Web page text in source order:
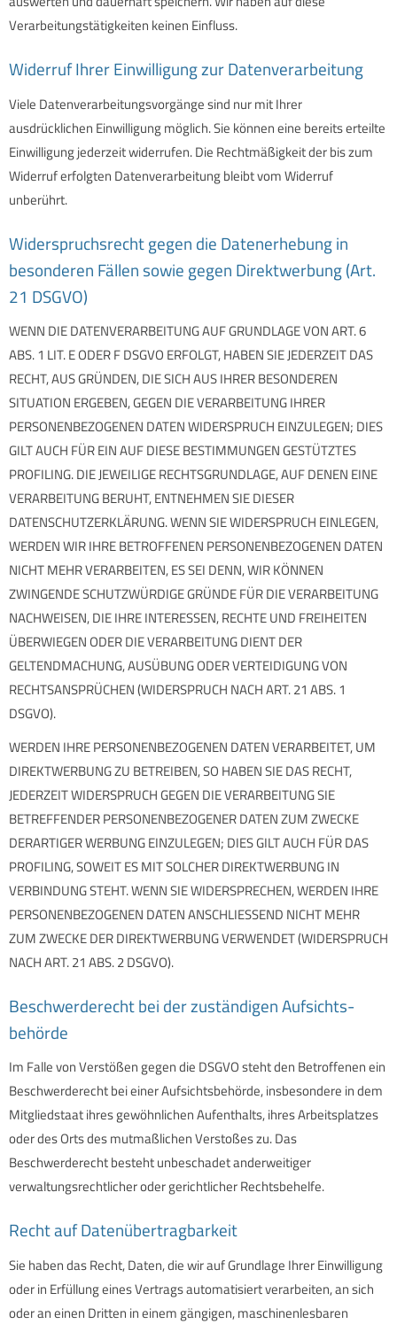
Verarbeitungstätigkeiten keinen Einfluss.
Widerruf Ihrer Einwilligung zur Datenverarbeitung
Viele Datenverarbeitungsvorgänge sind nur mit Ihrer
ausdrücklichen Einwilligung möglich. Sie können eine bereits erteilte
Einwilligung jederzeit widerrufen. Die Rechtmäßigkeit der bis zum
Widerruf erfolgten Datenverarbeitung bleibt vom Widerruf
unberührt.
Widerspruchsrecht gegen die Datenerhebung in
besonderen Fällen sowie gegen Direktwerbung (Art.
21 DSGVO)
WENN DIE DATENVERARBEITUNG AUF GRUNDLAGE VON ART. 6
ABS. 1 LIT. E ODER F DSGVO ERFOLGT, HABEN SIE JEDERZEIT DAS
RECHT, AUS GRÜNDEN, DIE SICH AUS IHRER BESONDEREN
SITUATION ERGEBEN, GEGEN DIE VERARBEITUNG IHRER
PERSONENBEZOGENEN DATEN WIDERSPRUCH EINZULEGEN; DIES
GILT AUCH FÜR EIN AUF DIESE BESTIMMUNGEN GESTÜTZTES
PROFILING. DIE JEWEILIGE RECHTSGRUNDLAGE, AUF DENEN EINE
VERARBEITUNG BERUHT, ENTNEHMEN SIE DIESER
DATENSCHUTZERKLÄRUNG. WENN SIE WIDERSPRUCH EINLEGEN,
WERDEN WIR IHRE BETROFFENEN PERSONENBEZOGENEN DATEN
NICHT MEHR VERARBEITEN, ES SEI DENN, WIR KÖNNEN
ZWINGENDE SCHUTZWÜRDIGE GRÜNDE FÜR DIE VERARBEITUNG
NACHWEISEN, DIE IHRE INTERESSEN, RECHTE UND FREIHEITEN
ÜBERWIEGEN ODER DIE VERARBEITUNG DIENT DER
GELTENDMACHUNG, AUSÜBUNG ODER VERTEIDIGUNG VON
RECHTSANSPRÜCHEN (WIDERSPRUCH NACH ART. 21 ABS. 1
DSGVO).
WERDEN IHRE PERSONENBEZOGENEN DATEN VERARBEITET, UM
DIREKTWERBUNG ZU BETREIBEN, SO HABEN SIE DAS RECHT,
JEDERZEIT WIDERSPRUCH GEGEN DIE VERARBEITUNG SIE
BETREFFENDER PERSONENBEZOGENER DATEN ZUM ZWECKE
DERARTIGER WERBUNG EINZULEGEN; DIES GILT AUCH FÜR DAS
PROFILING, SOWEIT ES MIT SOLCHER DIREKTWERBUNG IN
VERBINDUNG STEHT. WENN SIE WIDERSPRECHEN, WERDEN IHRE
PERSONENBEZOGENEN DATEN ANSCHLIESSEND NICHT MEHR
ZUM ZWECKE DER DIREKTWERBUNG VERWENDET (WIDERSPRUCH
NACH ART. 21 ABS. 2 DSGVO).
Beschwerde­recht bei der zuständigen Aufsichts­
behörde
Im Falle von Verstößen gegen die DSGVO steht den Betroffenen ein
Beschwerderecht bei einer Aufsichtsbehörde, insbesondere in dem
Mitgliedstaat ihres gewöhnlichen Aufenthalts, ihres Arbeitsplatzes
oder des Orts des mutmaßlichen Verstoßes zu. Das
Beschwerderecht besteht unbeschadet anderweitiger
verwaltungsrechtlicher oder gerichtlicher Rechtsbehelfe.
Recht auf Daten­übertrag­barkeit
Sie haben das Recht, Daten, die wir auf Grundlage Ihrer Einwilligung
oder in Erfüllung eines Vertrags automatisiert verarbeiten, an sich
oder an einen Dritten in einem gängigen, maschinenlesbaren